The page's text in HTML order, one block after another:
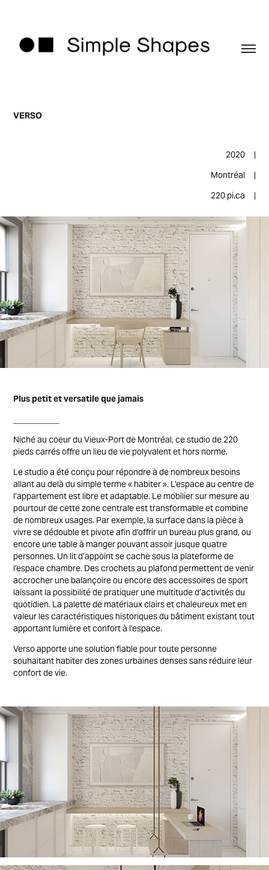
VERSO
2020 |
Montréal |
220 pi.ca |
Plus petit et versatile que jamais
Niché au coeur du Vieux-Port de Montréal, ce studio de 220
pieds carrés offre un lieu de vie polyvalent et hors norme.
Le studio a été conçu pour répondre à de nombreux besoins
allant au delà du simple terme « habiter ». L’espace au centre de
l’appartement est libre et adaptable. Le mobilier sur mesure au
pourtour de cette zone centrale est transformable et combine
de nombreux usages. Par exemple, la surface dans la pièce à
vivre se dédouble et pivote afin d’offrir un bureau plus grand, ou
encore une table à manger pouvant assoir jusque quatre
personnes. Un lit d’appoint se cache sous la plateforme de
l’espace chambre. Des crochets au plafond permettent de venir
accrocher une balançoire ou encore des accessoires de sport
laissant la possibilité de pratiquer une multitude d’activités du
quotidien. La palette de matériaux clairs et chaleureux met en
valeur les caractéristiques historiques du bâtiment existant tout
apportant lumière et confort à l’espace.
Verso apporte une solution fiable pour toute personne
souhaitant habiter des zones urbaines denses sans réduire leur
confort de vie.